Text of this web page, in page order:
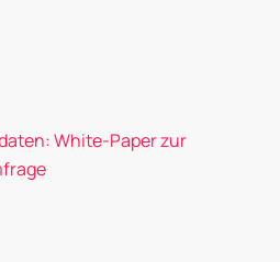
White-Paper zur